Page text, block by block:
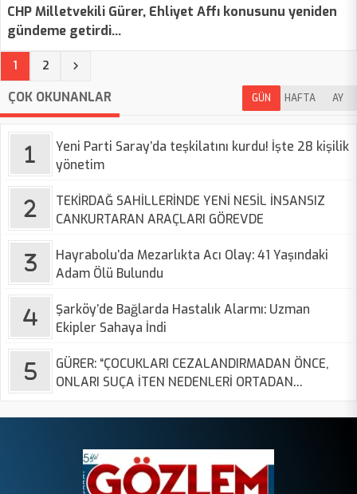
CHP Milletvekili Gürer, Ehliyet Affı konusunu yeniden
gündeme getirdi…
1 (current)
2
ÇOK OKUNANLAR GÜN HAFTA AY
Yeni Parti Saray’da teşkilatını kurdu! İşte 28 kişilik
yönetim
TEKİRDAĞ SAHİLLERİNDE YENİ NESİL İNSANSIZ
CANKURTARAN ARAÇLARI GÖREVDE
Hayrabolu’da Mezarlıkta Acı Olay: 41 Yaşındaki
Adam Ölü Bulundu
Şarköy’de Bağlarda Hastalık Alarmı: Uzman
Ekipler Sahaya İndi
GÜRER: “ÇOCUKLARI CEZALANDIRMADAN ÖNCE,
ONLARI SUÇA İTEN NEDENLERİ ORTADAN